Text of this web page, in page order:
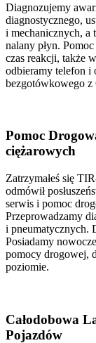
Diagnozujemy
diagnostycznego,
i mechanicznych, a
nalany płyn.
czas reakcji, także
odbieramy telefon i
bezgotówkowego z
Pomoc
ciężarowych
Zatrzymałeś się
odmówił
serwis i pomoc
Przeprowadzamy
i pneumatycznych.
Posiadamy
pomocy drogowej,
poziomie.
Całodobowa
Pojazdów